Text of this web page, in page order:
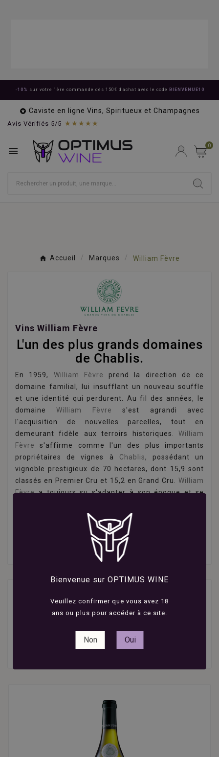
Bienvenue sur OPTIMUS WINE
Veuillez confirmer que vous avez 18
ans ou plus pour accéder à ce site.
Non Oui
-10% sur votre 1ère commande dès 150€ d'achat avec le code BIENVENUE10
 Caviste en ligne Vins, Spiritueux et Champagnes
Avis Vérifiés 5/5 ★★★★★
 0
Accueil Marques William Fèvre
Vins William Fèvre
L'un des plus grands domaines
de Chablis.
En 1959, William Fèvre
prend la direction de ce
domaine familial, lui insufflant un nouveau souffle
et une identité qui perdurent. Au fil des années, le
domaineWilliam Fèvre
s'est agrandi avec
l'acquisition de nouvelles parcelles, tout en
demeurant fidèle aux terroirs historiques. William
Fèvre
s'affirme comme l'un des plus importants
propriétaires de vignes à Chablis, possédant un
vignoble prestigieux de 70 hectares, dont 15,9 sont
classés en Premier Cru et 15,2 en Grand Cru. William
Fèvrea toujours su s'adapter à son époque et se
cher à William, continue d'animer le domaine depuis
cette époque, et ce, jusqu'à sa reprise par les
Domaines Barons de Rothschild Lafite en janvier